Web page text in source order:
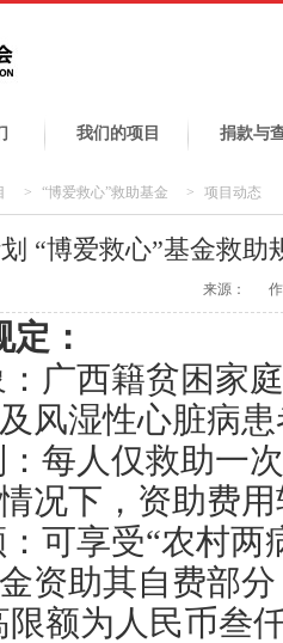
我们的项目 捐款与
> “博爱救心”救助基金 > 项目动态
“博爱救心”基金救助
来源：
：
：广西籍贫困家
风湿性心脏病
每人仅救助一
况下，资助费
可享受“农村两
资助其自费部分
限额为人民币叁